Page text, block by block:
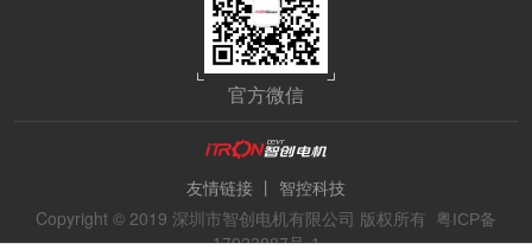
官方微信
友情链接 丨 智控科技
Copyright © 2019 深圳市智创电机有限公司 版权所有
粤ICP备
17023887号-1